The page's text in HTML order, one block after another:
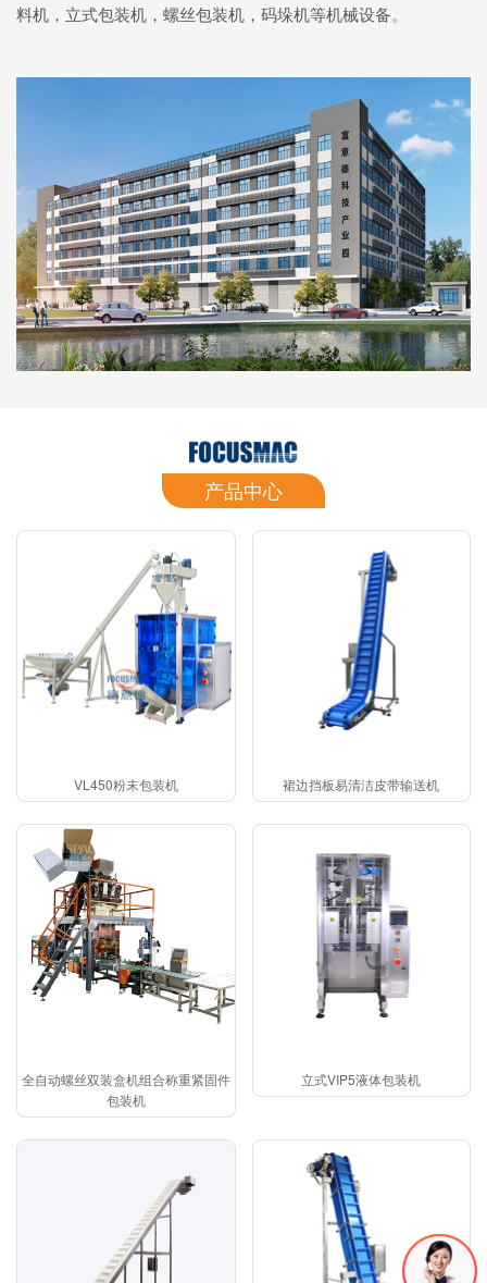
料机，立式包装机，螺丝包装机，码垛机等机械设备。
产品中心
VL450粉末包装机 裙边挡板易清洁皮带输送机
全自动螺丝双装盒机组合称重紧固件
包装机
立式VIP5液体包装机